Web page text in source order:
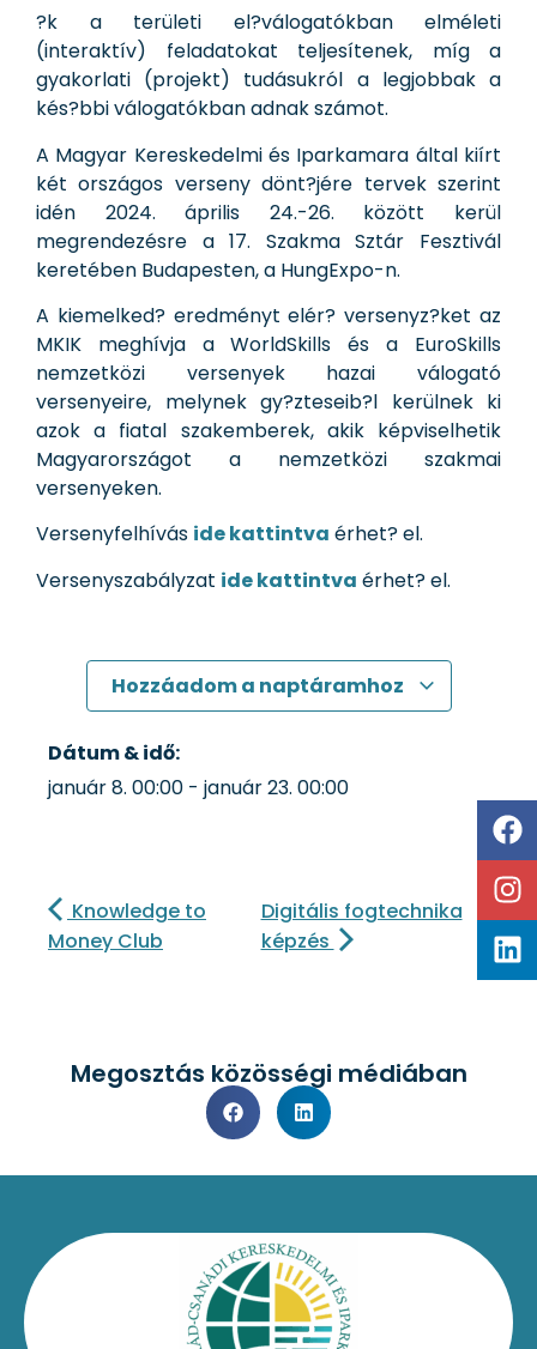
?k a területi el?válogatókban elméleti
(interaktív) feladatokat teljesítenek, míg a
gyakorlati (projekt) tudásukról a legjobbak a
kés?bbi válogatókban adnak számot.
A Magyar Kereskedelmi és Iparkamara által kiírt
két országos verseny dönt?jére tervek szerint
idén 2024. április 24.-26. között kerül
megrendezésre a 17. Szakma Sztár Fesztivál
keretében Budapesten, a HungExpo-n.
A kiemelked? eredményt elér? versenyz?ket az
MKIK meghívja a WorldSkills és a EuroSkills
nemzetközi versenyek hazai válogató
versenyeire, melynek gy?zteseib?l kerülnek ki
azok a fiatal szakemberek, akik képviselhetik
Magyarországot a nemzetközi szakmai
versenyeken.
Versenyfelhívás ide kattintva érhet? el.
Versenyszabályzat ide kattintva érhet? el.
Hozzáadom a naptáramhoz
Dátum & idő:
január 8. 00:00 - január 23. 00:00
Knowledge to
Money Club
Digitális fogtechnika
képzés
Megosztás közösségi médiában